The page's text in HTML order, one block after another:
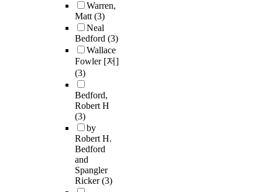
Warren,
Matt(3)
Neal
Bedford (3)
Wallace
Fowler [저]
(3)
Bedford,
Robert H
(3)
by
Robert H.
Bedford
and
Spangler
Ricker(3)